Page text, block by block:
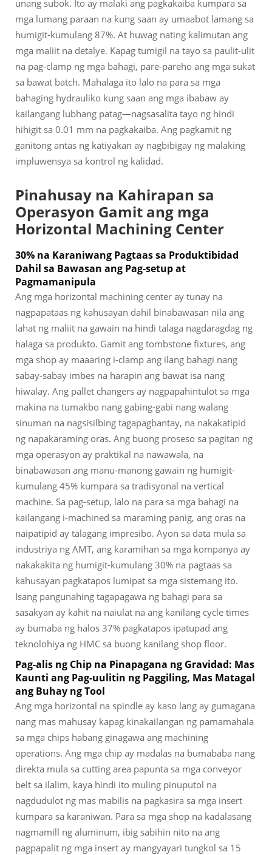
unang subok. Ito ay malaki ang pagkakaiba kumpara sa
mga lumang paraan na kung saan ay umaabot lamang sa
humigit-kumulang 87%. At huwag nating kalimutan ang
mga maliit na detalye. Kapag tumigil na tayo sa paulit-ulit
na pag-clamp ng mga bahagi, pare-pareho ang mga sukat
sa bawat batch. Mahalaga ito lalo na para sa mga
bahaging hydrauliko kung saan ang mga ibabaw ay
kailangang lubhang patag—nagsasalita tayo ng hindi
hihigit sa 0.01 mm na pagkakaiba. Ang pagkamit ng
ganitong antas ng katiyakan ay nagbibigay ng malaking
impluwensya sa kontrol ng kalidad.
Pinahusay na Kahirapan sa
Operasyon Gamit ang mga
Horizontal Machining Center
30% na Karaniwang Pagtaas sa Produktibidad
Dahil sa Bawasan ang Pag-setup at
Pagmamanipula
Ang mga horizontal machining center ay tunay na
nagpapataas ng kahusayan dahil binabawasan nila ang
lahat ng maliit na gawain na hindi talaga nagdaragdag ng
halaga sa produkto. Gamit ang tombstone fixtures, ang
mga shop ay maaaring i-clamp ang ilang bahagi nang
sabay-sabay imbes na harapin ang bawat isa nang
hiwalay. Ang pallet changers ay nagpapahintulot sa mga
makina na tumakbo nang gabing-gabi nang walang
sinuman na nagsisilbing tagapagbantay, na nakakatipid
ng napakaraming oras. Ang buong proseso sa pagitan ng
mga operasyon ay praktikal na nawawala, na
binabawasan ang manu-manong gawain ng humigit-
kumulang 45% kumpara sa tradisyonal na vertical
machine. Sa pag-setup, lalo na para sa mga bahagi na
kailangang i-machined sa maraming panig, ang oras na
naipatipid ay talagang impresibo. Ayon sa data mula sa
industriya ng AMT, ang karamihan sa mga kompanya ay
nakakakita ng humigit-kumulang 30% na pagtaas sa
kahusayan pagkatapos lumipat sa mga sistemang ito.
Isang pangunahing tagapagawa ng bahagi para sa
sasakyan ay kahit na naiulat na ang kanilang cycle times
ay bumaba ng halos 37% pagkatapos ipatupad ang
teknolohiya ng HMC sa buong kanilang shop floor.
Pag-alis ng Chip na Pinapagana ng Gravidad: Mas
Kaunti ang Pag-uulitin ng Paggiling, Mas Matagal
ang Buhay ng Tool
Ang mga horizontal na spindle ay kaso lang ay gumagana
nang mas mahusay kapag kinakailangan ng pamamahala
sa mga chips habang ginagawa ang machining
operations. Ang mga chip ay madalas na bumababa nang
direkta mula sa cutting area papunta sa mga conveyor
belt sa ilalim, kaya hindi ito muling pinuputol na
nagdudulot ng mas mabilis na pagkasira sa mga insert
kumpara sa karaniwan. Para sa mga shop na kadalasang
nagmamill ng aluminum, ibig sabihin nito na ang
pagpapalit ng mga insert ay mangyayari tungkol sa 15